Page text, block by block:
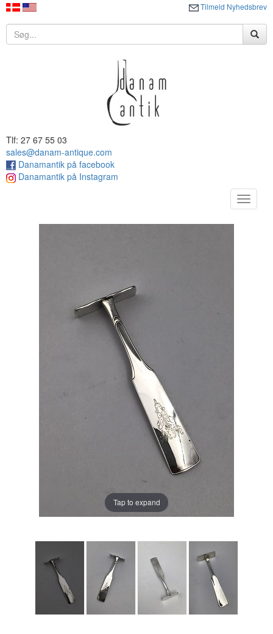
Tilmeld Nyhedsbrev
Tlf: 27 67 55 03
sales@danam-antique.com
Danamantik på facebook
Danamantik på Instagram
Toggle
Tap to expand